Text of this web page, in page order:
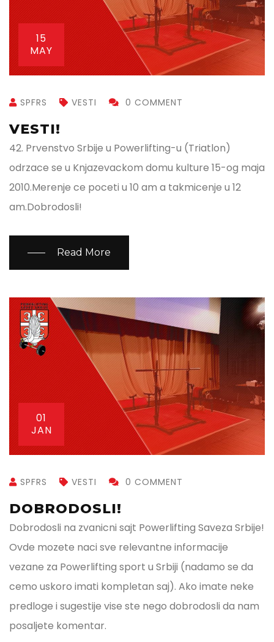
15
MAY
SPFRS VESTI 0 COMMENT
VESTI!
42. Prvenstvo Srbije u Powerlifting-u (Triatlon)
odrzace se u Knjazevackom domu kulture 15-og maja
2010.Merenje ce poceti u 10 am a takmicenje u 12
am.Dobrodosli!
Read More
01
JAN
SPFRS VESTI 0 COMMENT
DOBRODOSLI!
Dobrodosli na zvanicni sajt Powerlifting Saveza Srbije!
Ovde mozete naci sve relevantne informacije
vezane za Powerlifting sport u Srbiji (nadamo se da
cemo uskoro imati kompletan saj). Ako imate neke
predloge i sugestije vise ste nego dobrodosli da nam
posaljete komentar.